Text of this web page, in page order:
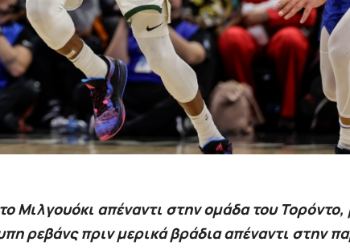
Μιλγουόκι απέναντι στην ομάδα του Τορόντο,
ρεβάνς πριν μερικά βράδια απέναντι στην